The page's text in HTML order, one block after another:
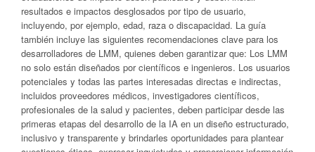
resultados e impactos desglosados ​​por tipo de usuario,
incluyendo, por ejemplo, edad, raza o discapacidad. La guía
también incluye las siguientes recomendaciones clave para los
desarrolladores de LMM, quienes deben garantizar que: Los LMM
no solo están diseñados por científicos e ingenieros. Los usuarios
potenciales y todas las partes interesadas directas e indirectas,
incluidos proveedores médicos, investigadores científicos,
profesionales de la salud y pacientes, deben participar desde las
primeras etapas del desarrollo de la IA en un diseño estructurado,
inclusivo y transparente y brindarles oportunidades para plantear